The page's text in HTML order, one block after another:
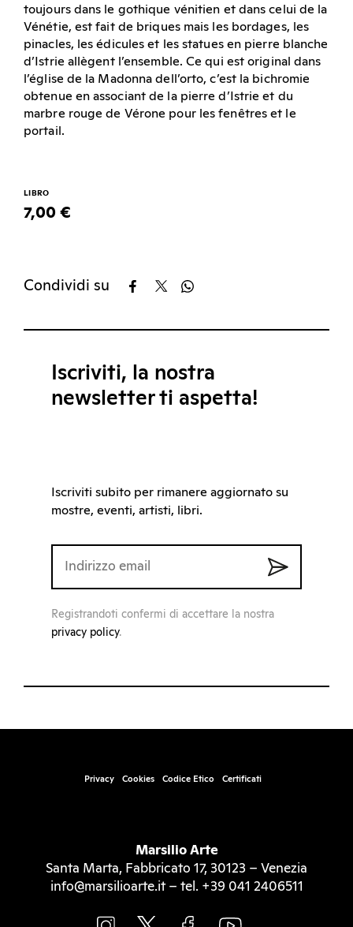
toujours dans le gothique vénitien et dans celui de la
Vénétie, est fait de briques mais les bordages, les
pinacles, les édicules et les statues en pierre blanche
d’Istrie allègent l’ensemble. Ce qui est original dans
l’église de la Madonna dell’orto, c’est la bichromie
obtenue en associant de la pierre d’Istrie et du
marbre rouge de Vérone pour les fenêtres et le
portail.
LIBRO
7,00 €
Condividi su
Iscriviti, la nostra
newsletter ti aspetta!
Iscriviti subito per rimanere aggiornato su
mostre, eventi, artisti, libri.
Registrandoti confermi di accettare la nostra
privacy policy.
Privacy Cookies Codice Etico Certificati
Marsilio Arte
Santa Marta, Fabbricato 17, 30123 – Venezia
info@marsilioarte.it – tel. +39 041 2406511